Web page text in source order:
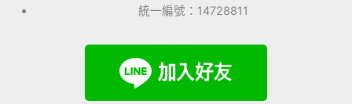
統一編號：14728811